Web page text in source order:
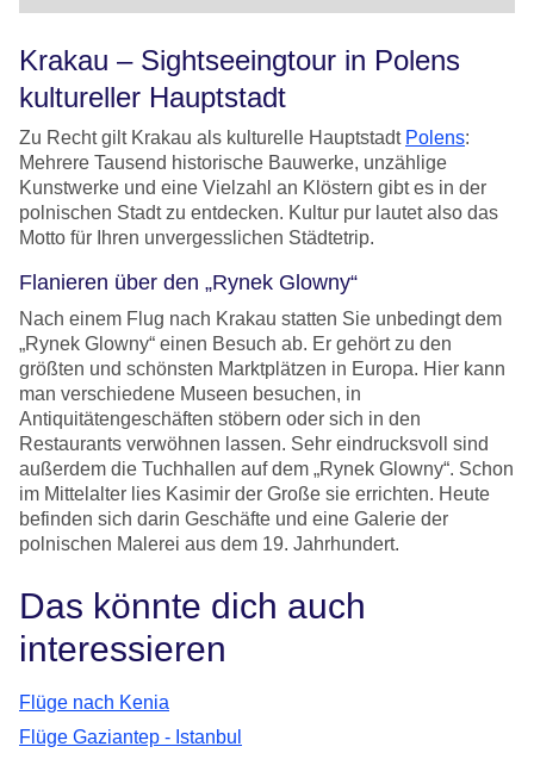
Krakau – Sightseeingtour in Polens
kultureller Hauptstadt
Zu Recht gilt Krakau als kulturelle Hauptstadt Polens:
Mehrere Tausend historische Bauwerke, unzählige
Kunstwerke und eine Vielzahl an Klöstern gibt es in der
polnischen Stadt zu entdecken. Kultur pur lautet also das
Motto für Ihren unvergesslichen Städtetrip.
Flanieren über den „Rynek Glowny“
Nach einem Flug nach Krakau statten Sie unbedingt dem
„Rynek Glowny“ einen Besuch ab. Er gehört zu den
größten und schönsten Marktplätzen in Europa. Hier kann
man verschiedene Museen besuchen, in
Antiquitätengeschäften stöbern oder sich in den
Restaurants verwöhnen lassen. Sehr eindrucksvoll sind
außerdem die Tuchhallen auf dem „Rynek Glowny“. Schon
im Mittelalter lies Kasimir der Große sie errichten. Heute
befinden sich darin Geschäfte und eine Galerie der
polnischen Malerei aus dem 19. Jahrhundert.
Das könnte dich auch
interessieren
Flüge nach Kenia
Flüge Gaziantep - Istanbul